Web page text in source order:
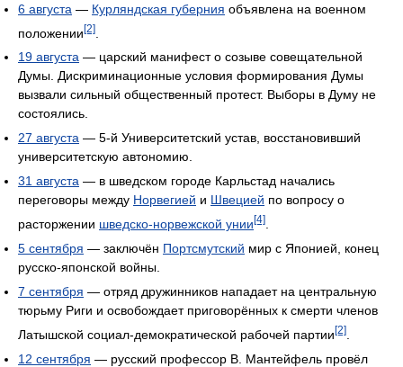
6 августа — Курляндская губерния объявлена на военном
положении[2]
19 августа — царский манифест о созыве совещательной
Думы. Дискриминационные условия формирования Думы
вызвали сильный общественный протест. Выборы в Думу не
состоялись.
27 августа — 5-й Университетский устав, восстановивший
университетскую автономию.
31 августа — в шведском городе Карльстад начались
переговоры между Норвегией и Швецией по вопросу о
расторжении шведско-норвежской унии [4]
5 сентября — заключён Портсмутский мир с Японией, конец
русско-японской войны.
7 сентября — отряд дружинников нападает на центральную
тюрьму Риги и освобождает приговорённых к смерти членов
Латышской социал-демократической рабочей партии [2]
12 сентября — русский профессор В. Мантейфель провёл